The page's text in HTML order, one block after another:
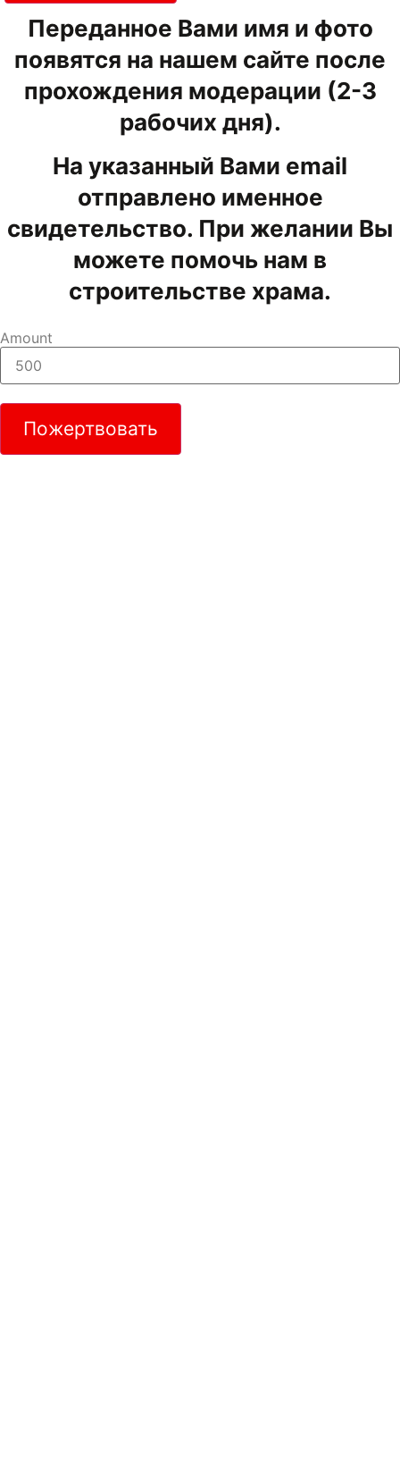
Переданное Вами имя и фото
появятся на нашем сайте после
прохождения модерации (2-3
рабочих дня).
На указанный Вами email
отправлено именное
свидетельство. При желании Вы
можете помочь нам в
строительстве храма.
Amount
Пожертвовать